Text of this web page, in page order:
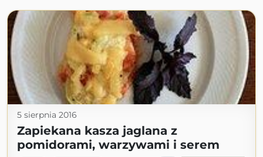
5 sierpnia 2016
Zapiekana kasza jaglana z
pomidorami, warzywami i serem